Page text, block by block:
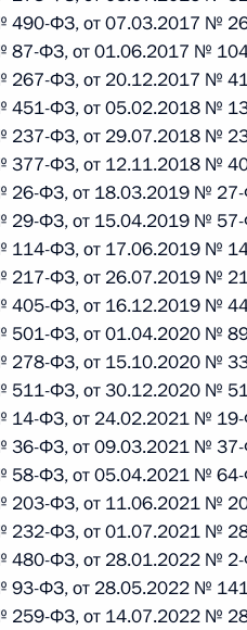
в статью 12
закон от 26.07.2026 г. №
в статьи 85 и 102 части
Федерации
закон от 26.07.2026 г. №
в Трудовой кодекс
закон от 26.07.2026 г. №
в Федеральный закон «О
490-ФЗ, от 07.03.2017 №
87-ФЗ, от 01.06.2017 №
267-ФЗ, от 20.12.2017 №
451-ФЗ, от 05.02.2018 №
237-ФЗ, от 29.07.2018 №
377-ФЗ, от 12.11.2018 №
26-ФЗ, от 18.03.2019 №
29-ФЗ, от 15.04.2019 №
114-ФЗ, от 17.06.2019 №
217-ФЗ, от 26.07.2019 №
405-ФЗ, от 16.12.2019 №
501-ФЗ, от 01.04.2020 №
278-ФЗ, от 15.10.2020 №
511-ФЗ, от 30.12.2020 №
14-ФЗ, от 24.02.2021 №
36-ФЗ, от 09.03.2021 №
58-ФЗ, от 05.04.2021 №
203-ФЗ, от 11.06.2021 №
232-ФЗ, от 01.07.2021 №
480-ФЗ, от 28.01.2022 №
93-ФЗ, от 28.05.2022 №
259-ФЗ, от 14.07.2022 №